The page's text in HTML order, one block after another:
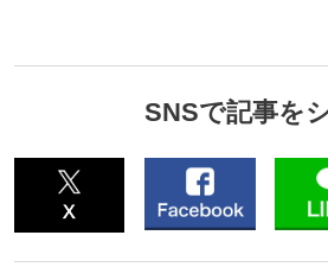
SNSで記事を